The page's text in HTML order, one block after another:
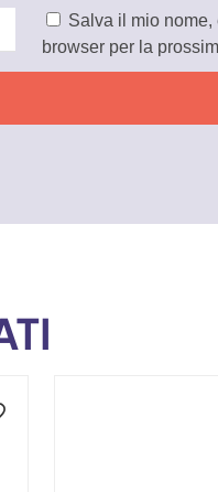
Salva il mio
browser per la